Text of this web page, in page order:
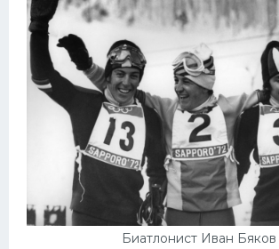
Биатлонист Иван Бяков